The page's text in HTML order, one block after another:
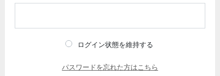
ログイン状態を維持する
パスワードを忘れた方はこちら